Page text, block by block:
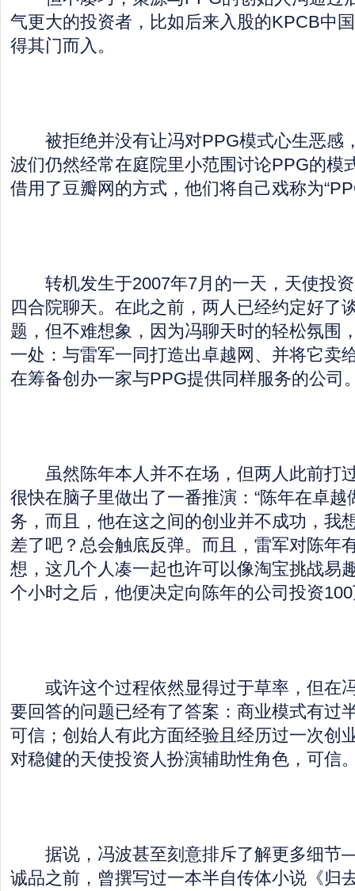
气更大的投资者，比如后来入股的KPCB中
得其门而入。
被拒绝并没有让冯对PPG模式心生恶感
波们仍然经常在庭院里小范围讨论PPG的
借用了豆瓣网的方式，他们将自己戏称为
转机发生于2007年7月的一天，天使投资
四合院聊天。在此之前，两人已经约定好了
题，但不难想象，因为冯聊天时的轻松氛围
一处：与雷军一同打造出卓越网、并将它卖
在筹备创办一家与PPG提供同样服务的公司
虽然陈年本人并不在场，但两人此前打
很快在脑子里做出了一番推演：“陈年在卓越
务，而且，他在这之间的创业并不成功，我
差了吧？总会触底反弹。而且，雷军对陈年
想，这几个人凑一起也许可以像淘宝挑战易
个小时之后，他便决定向陈年的公司投资
或许这个过程依然显得过于草率，但在
要回答的问题已经有了答案：商业模式有过
可信；创始人有此方面经验且经历过一次创
对稳健的天使投资人扮演辅助性角色，可信
据说，冯波甚至刻意排斥了解更多细节
诚品之前，曾撰写过一本半自传体小说《归